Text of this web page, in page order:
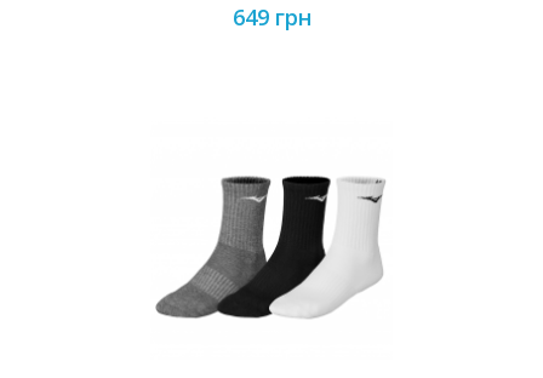
649 грн